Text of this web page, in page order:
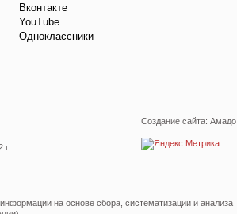
Вконтакте
YouTube
Одноклассники
Создание сайта: Амадо
г.
на основе сбора, систематизации и анализа